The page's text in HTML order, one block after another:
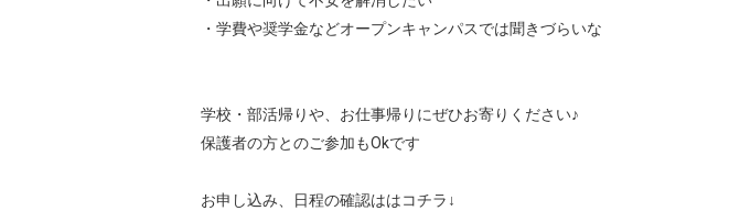
・学費や奨学金などオープンキャンパスでは聞きづらいな
学校・部活帰りや、お仕事帰りにぜひお寄りください♪
保護者の方とのご参加もOkです
お申し込み、日程の確認ははコチラ↓